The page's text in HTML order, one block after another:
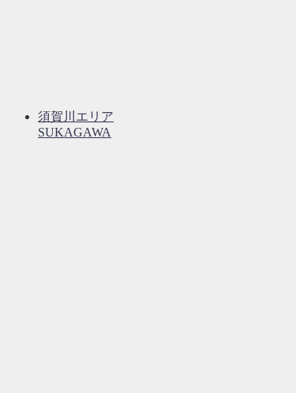
須賀川エリア
SUKAGAWA